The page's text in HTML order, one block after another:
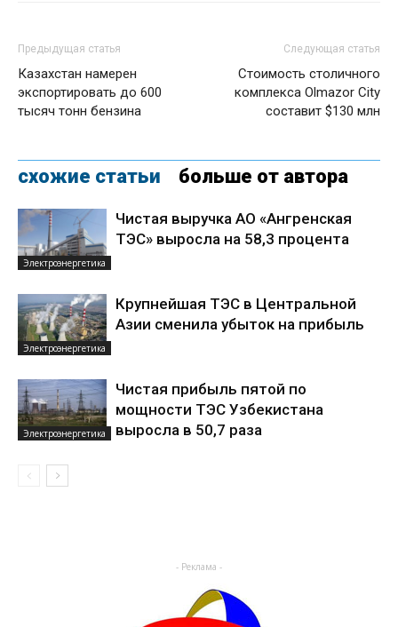
Предыдущая статья
Казахстан намерен
экспортировать до 600
тысяч тонн бензина
Следующая статья
Стоимость столичного
комплекса Olmazor City
составит $130 млн
схожие статьи больше от автора
Электроэнергетика
Чистая выручка АО «Ангренская
ТЭС» выросла на 58,3 процента
Электроэнергетика
Крупнейшая ТЭС в Центральной
Азии сменила убыток на прибыль
Электроэнергетика
Чистая прибыль пятой по
мощности ТЭС Узбекистана
выросла в 50,7 раза
- Реклама -